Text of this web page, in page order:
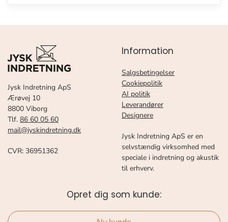
Jysk Indretning ApS
Ærøvej 10
8800 Viborg
Tlf. 86 60 05 60
mail@jyskindretning.dk
CVR: 36951362
Information
Salgsbetingelser
Cookiepolitik
AI politik
Leverandører
Designere
Jysk Indretning ApS er en
selvstændig virksomhed med
speciale i indretning og akustik
til erhverv.
Opret dig som kunde: